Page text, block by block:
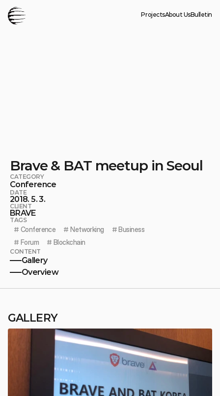
ProjectsAbout UsBulletin
Brave & BAT meetup in Seoul
CATEGORY
Conference
DATE
2018. 5. 3.
CLIENT
BRAVE
TAGS
# Conference # Networking # Business
# Forum # Blockchain
CONTENT
Gallery
Overview
GALLERY